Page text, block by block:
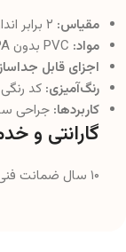
مقیاس:
مواد:
اجزای قابل
رنگ‌آمیزی: کد
کاربردها: جراحی
گارانتی و
۱۰ سال ضمانت فنی ضدخش و ضد تغییر رنگ + دفترچه راهنمای اختصاصی